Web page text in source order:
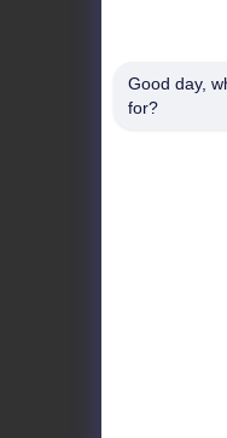
광저우 시, 하
Good day,
for?